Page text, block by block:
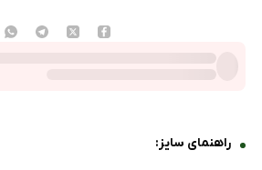
راهنمای سایز: